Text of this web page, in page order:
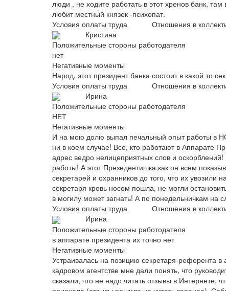
люди , не ходите работать в этот хренов банк, там
любит местный князек -психопат.
Условия оплаты труда
Отношения в
Кристина
Положительные стороны работодателя
нет
Негативные моменты
Народ, этот президент банка состоит в какой то
Условия оплаты труда
Отношения в
Ирина
Положительные стороны работодателя
НЕТ
Негативные моменты
И на мою долю выпал печальный опыт работы в
ни в коем случае! Все, кто работают в Аппарате
адрес ведро нелицеприятных слов и
работы! А этот Презедентишка,как он всем
секретарей и охранников до того, что их увозили
секретаря кровь носом пошла, не могли
в могилу может загнать! А по понедельничкам на
Условия оплаты труда
Отношения в
Ирина
Положительные стороны работодателя
в аппарате президента их точно нет
Негативные моменты
Устраивалась на позицию секретаря-референта
кадровом агентстве мне дали понять, что
сказали, что не надо читать отзывы в Интернете,